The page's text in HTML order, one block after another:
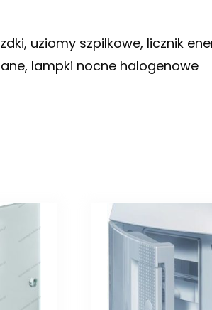
uziomy szpilkowe, licznik
lampki nocne halogenowe